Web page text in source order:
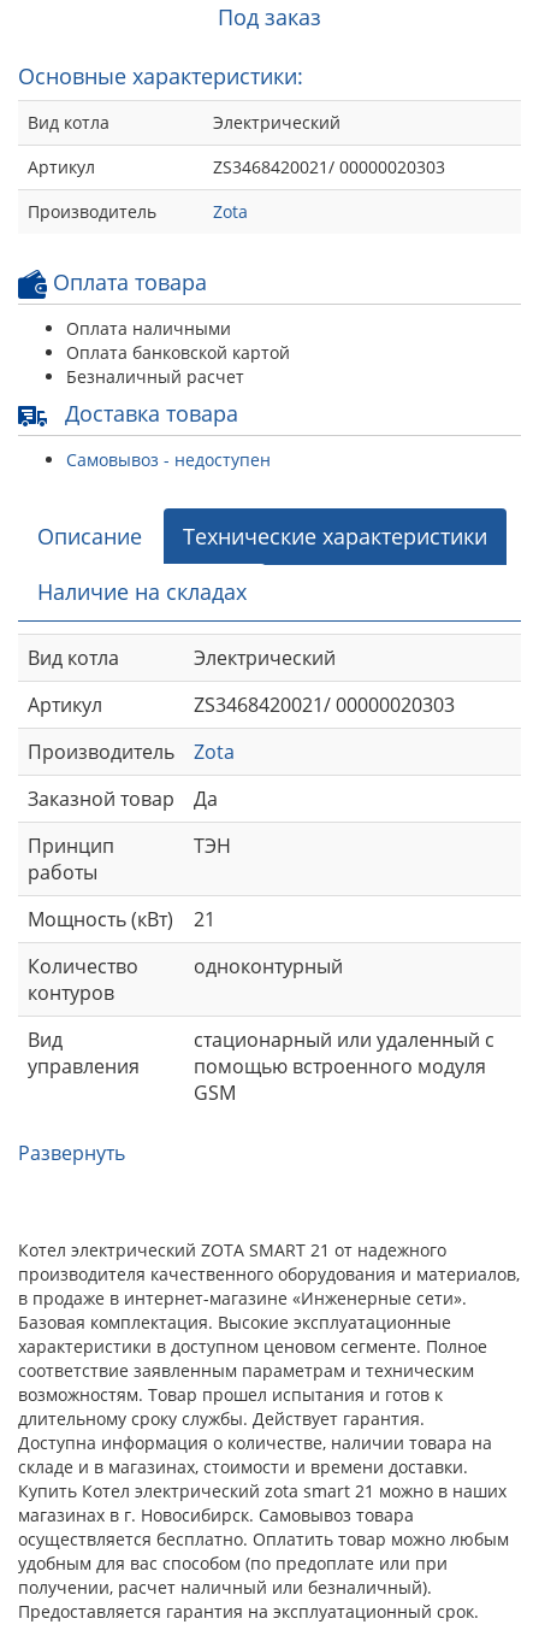
Под заказ
Основные характеристики:
Вид котла
Электрический
Артикул
ZS3468420021/ 00000020303
Производитель
Zota
Оплата товара
Оплата наличными
Оплата банковской картой
Безналичный расчет
Доставка товара
Самовывоз - недоступен
Описание
Технические характеристики
Наличие на складах
Вид котла
Электрический
Артикул
ZS3468420021/ 00000020303
Производитель
Zota
Заказной товар
Да
Принцип
работы
ТЭН
Мощность (кВт)
21
Количество
контуров
одноконтурный
Вид
управления
стационарный или удаленный с
помощью встроенного модуля
GSM
Развернуть
Котел электрический ZOTA SMART 21 от надежного
производителя качественного оборудования и материалов,
в продаже в интернет-магазине «Инженерные сети».
Базовая комплектация. Высокие эксплуатационные
характеристики в доступном ценовом сегменте. Полное
соответствие заявленным параметрам и техническим
возможностям. Товар прошел испытания и готов к
длительному сроку службы. Действует гарантия.
Доступна информация о количестве, наличии товара на
складе и в магазинах, стоимости и времени доставки.
Купить Котел электрический zota smart 21 можно в наших
магазинах в г. Новосибирск. Самовывоз товара
осуществляется бесплатно. Оплатить товар можно любым
удобным для вас способом (по предоплате или при
получении, расчет наличный или безналичный).
Предоставляется гарантия на эксплуатационный срок.